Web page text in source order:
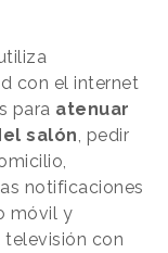
con el internet
para atenuar
salón, pedir
notificaciones
móvil y
televisión con